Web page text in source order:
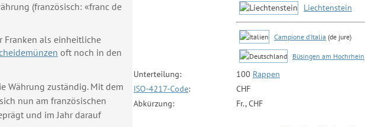
(französisch: «franc de
Franken als einheitliche
oft noch in den
Währung zuständig. Mit dem
nun am französischen
und im Jahr darauf
Liechtenstein
Campione d’Italia (de jure)
Büsingen am Hochrhein
Unterteilung: 100 Rappen
ISO-4217-Code:
CHF
Abkürzung:
Fr., CHF